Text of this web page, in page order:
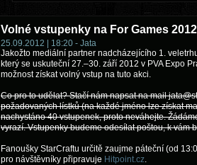
Volné vstupenky na For Games 2012
25.09.2012 | 18:20 - Jata
Jakožto mediální partner nadcházejícího 1.
který se uskuteční 27.–30. září 2012 v PVA Expo
možnost získat volný vstup na tuto akci.
Co pro to udělat? Stačí nám napsat na mail
požadovaných lístků (na každé jméno lze získat
nachystáno 40 vstupenek, proto neváhejte.
vyrazí. Vstupenky budeme odesílat poštou, k vám
Fanoušky StarCraftu určitě zaujme páteční (od
pro návštěvníky připravuje Hitpoint.cz.